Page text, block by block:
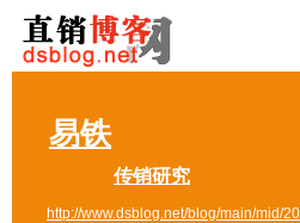
易铁
传销研究
http://www.dsblog.net/blog/main/mid/